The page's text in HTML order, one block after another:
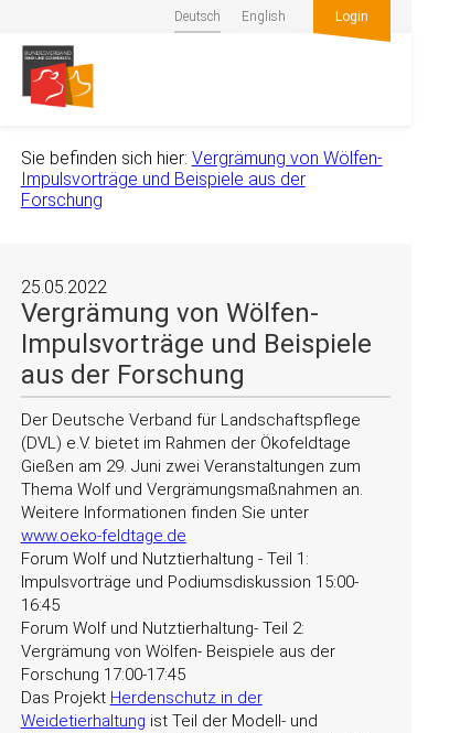
Deutsch English Login
Sie befinden sich hier: Vergrämung von Wölfen-
Impulsvorträge und Beispiele aus der
Forschung
25.05.2022
Vergrämung von Wölfen-
Impulsvorträge und Beispiele
aus der Forschung
Der Deutsche Verband für Landschaftspflege
(DVL) e.V. bietet im Rahmen der Ökofeldtage
Gießen am 29. Juni zwei Veranstaltungen zum
Thema Wolf und Vergrämungsmaßnahmen an.
Weitere Informationen finden Sie unter
www.oeko-feldtage.de
Forum Wolf und Nutztierhaltung - Teil 1:
Impulsvorträge und Podiumsdiskussion 15:00-
16:45
Forum Wolf und Nutztierhaltung- Teil 2:
Vergrämung von Wölfen- Beispiele aus der
Forschung 17:00-17:45
Das Projekt Herdenschutz in der
Weidetierhaltung ist Teil der Modell- und